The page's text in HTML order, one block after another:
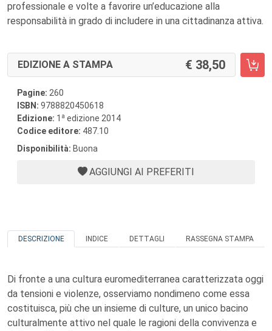
professionale e volte a favorire un’educazione alla
responsabilità in grado di includere in una cittadinanza attiva.
EDIZIONE A STAMPA 38,50
Pagine: 260
ISBN: 9788820450618
Edizione: 1 a edizione 2014
Codice editore: 487.10
Disponibilità: Buona
AGGIUNGI AI PREFERITI
DESCRIZIONE INDICE DETTAGLI RASSEGNA STAMPA
Di fronte a una cultura euromediterranea caratterizzata oggi
da tensioni e violenze, osserviamo nondimeno come essa
costituisca, più che un insieme di culture, un unico bacino
culturalmente attivo nel quale le ragioni della convivenza e